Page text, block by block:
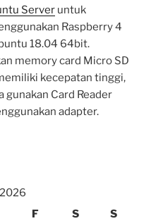
Server untuk
Raspberry 4
18.04 64bit.
memory card Micro SD
kecepatan tinggi,
gunakan Card Reader
adapter.
F S S